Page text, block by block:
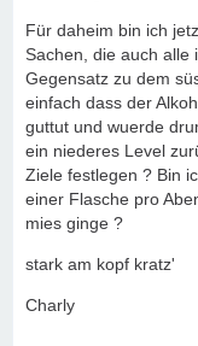
Für daheim bin ich
Sachen, die auch alle
Gegensatz zu dem
einfach dass der
guttut und wuerde
ein niederes Level
Ziele festlegen ? Bin
einer Flasche pro
mies ginge ?
stark am kopf kratz'
Charly